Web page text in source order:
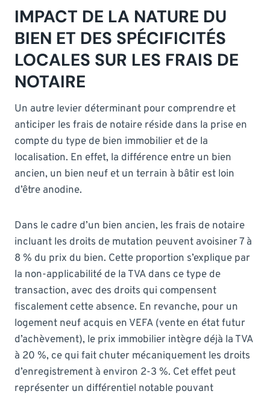
IMPACT DE LA NATURE DU
BIEN ET DES SPÉCIFICITÉS
LOCALES SUR LES FRAIS DE
NOTAIRE
Un autre levier déterminant pour comprendre et
anticiper les frais de notaire réside dans la prise en
compte du type de bien immobilier et de la
localisation. En effet, la différence entre un bien
ancien, un bien neuf et un terrain à bâtir est loin
d’être anodine.
Dans le cadre d’un bien ancien, les frais de notaire
incluant les droits de mutation peuvent avoisiner 7 à
8 % du prix du bien. Cette proportion s’explique par
la non-applicabilité de la TVA dans ce type de
transaction, avec des droits qui compensent
fiscalement cette absence. En revanche, pour un
logement neuf acquis en VEFA (vente en état futur
d’achèvement), le prix immobilier intègre déjà la TVA
à 20 %, ce qui fait chuter mécaniquement les droits
d’enregistrement à environ 2-3 %. Cet effet peut
représenter un différentiel notable pouvant